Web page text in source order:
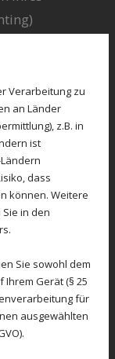
1 TDDDG. Die
Sind
zur
auf
Des
diese zur
ferner auf
nach Art.
jeweils im
Verarbeitung zu
an Länder
z.B. in
ist
dass
können. Weitere
in den
Sie sowohl dem
Gerät (§ 25
für
ausgewählten